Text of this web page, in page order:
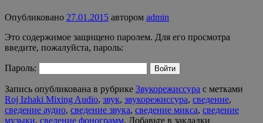
Опубликовано 27.01.2015 автором admin
Это содержимое защищено паролем. Для его просмотра
введите, пожалуйста, пароль:
Пароль:
Запись опубликована в рубрике Звукорежиссура с метками
Roj Izhaki Mixing Audio, звук, звукорежиссура, сведение,
сведение аудио, сведение звука, сведение микса, сведение
музыки, сведение фонограмм. Добавьте в закладки